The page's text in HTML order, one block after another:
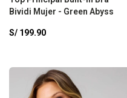
Bividi Mujer - Green Abyss
S/ 199.90